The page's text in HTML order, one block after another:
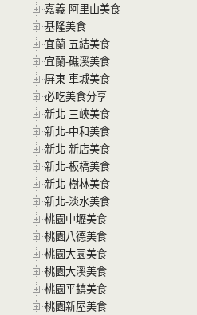
嘉義-阿里山美食
基隆美食
宜蘭-五結美食
宜蘭-礁溪美食
屏東-車城美食
必吃美食分享
新北-三峽美食
新北-中和美食
新北-新店美食
新北-板橋美食
新北-樹林美食
新北-淡水美食
桃園中壢美食
桃園八德美食
桃園大園美食
桃園大溪美食
桃園平鎮美食
桃園新屋美食